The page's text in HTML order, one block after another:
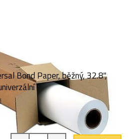
Bond Paper, běžný, 32.8",